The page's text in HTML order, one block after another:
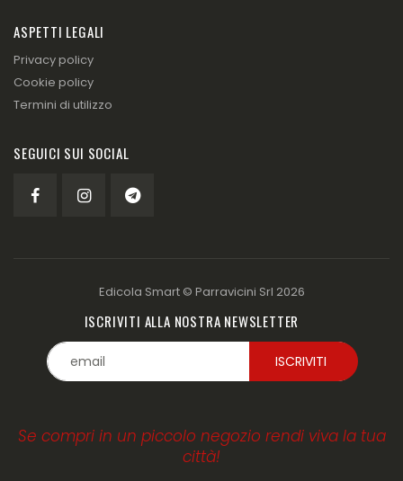
ASPETTI LEGALI
Privacy policy
Cookie policy
Termini di utilizzo
SEGUICI SUI SOCIAL
Edicola Smart © Parravicini Srl 2026
ISCRIVITI ALLA NOSTRA NEWSLETTER
Se compri in un piccolo negozio rendi viva la tua
città!